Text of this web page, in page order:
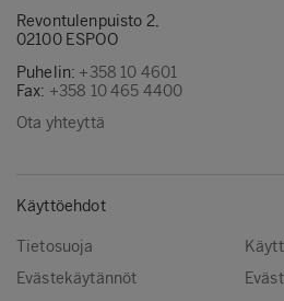
Revontulenpuisto 2,
02100 ESPOO
Puhelin: +358 10 4601
Fax: +358 10 465 4400
Ota yhteyttä
Käyttöehdot
Tietosuoja
Evästekäytännöt